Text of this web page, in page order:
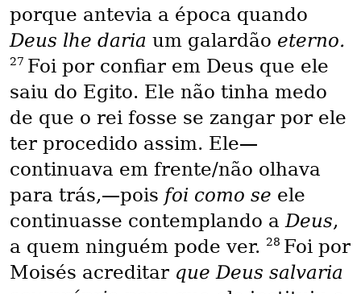
porque antevia a época quando
Deus lhe daria um galardão eterno.
27 Foi por confiar em Deus que ele
saiu do Egito. Ele não tinha medo
de que o rei fosse se zangar por ele
ter procedido assim. Ele—
continuava em frente/não olhava
para trás,—pois foi como se ele
continuasse contemplando a Deus,
a quem ninguém pode ver. 28 Foi por
Moisés acreditar que Deus salvaria